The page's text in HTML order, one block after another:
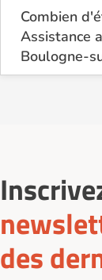
Combien
Assistance
Boulogne-
Sur le site
des